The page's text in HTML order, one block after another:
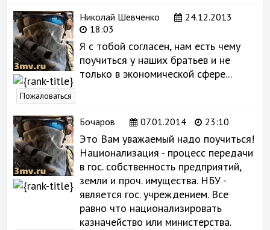
Николай Шевченко
24.12.2013
18:03
Я с тобой согласен, нам есть чему
поучиться у наших братьев и не
только в экономической сфере...
Пожаловаться
Бочаров 07.01.2014 23:10
Это Вам уважаемый надо поучиться!
Национализация - процесс передачи
в гос. собственность предприятий,
земли и проч. имущества. НБУ -
является гос. учреждением. Все
равно что национализировать
казначейство или министерства.